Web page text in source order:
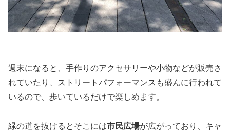
週末になると、手作りのアクセサリーや小物などが販売さ
れていたり、ストリートパフォーマンスも盛んに行われて
いるので、歩いているだけで楽しめます。
緑の道を抜けるとそこには市民広場が広がっており、キャ